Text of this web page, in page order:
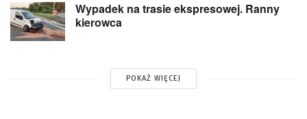
Wypadek na trasie ekspresowej. Ranny
kierowca
POKAŻ WIĘCEJ